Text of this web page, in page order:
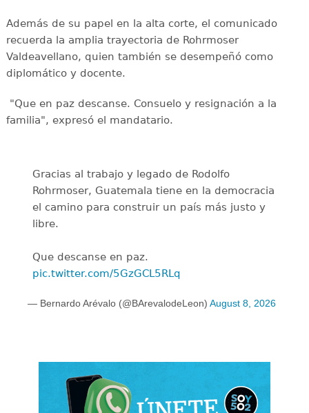
Además de su papel en la alta corte, el comunicado
recuerda la amplia trayectoria de Rohrmoser
Valdeavellano, quien también se desempeñó como
diplomático y docente.
"Que en paz descanse. Consuelo y resignación a la
familia", expresó el mandatario.
Gracias al trabajo y legado de Rodolfo
Rohrmoser, Guatemala tiene en la democracia
el camino para construir un país más justo y
libre.
Que descanse en paz.
pic.twitter.com/5GzGCL5RLq
— Bernardo Arévalo (@BArevalodeLeon) August 8, 2026